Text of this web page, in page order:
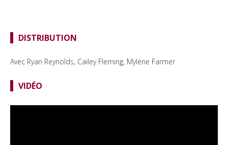
DISTRIBUTION
Avec Ryan Reynolds, Cailey Fleming, Mylène Farmer
VIDÉO